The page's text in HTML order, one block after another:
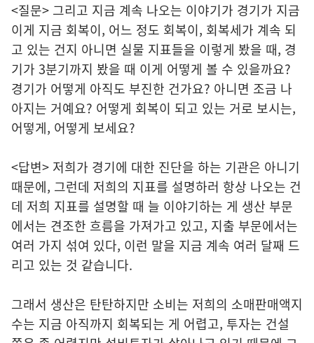
<질문> 그리고 지금 계속 나오는 이야기가 경기가 지금
이게 지금 회복이, 어느 정도 회복이, 회복세가 계속 되
고 있는 건지 아니면 실물 지표들을 이렇게 봤을 때, 경
기가 3분기까지 봤을 때 이게 어떻게 볼 수 있을까요?
경기가 어떻게 아직도 부진한 건가요? 아니면 조금 나
아지는 거예요? 어떻게 회복이 되고 있는 거로 보시는,
어떻게, 어떻게 보세요?
<답변> 저희가 경기에 대한 진단을 하는 기관은 아니기
때문에, 그런데 저희의 지표를 설명하러 항상 나오는 건
데 저희 지표를 설명할 때 늘 이야기하는 게 생산 부문
에서는 견조한 흐름을 가져가고 있고, 지출 부문에서는
여러 가지 섞여 있다, 이런 말을 지금 계속 여러 달째 드
리고 있는 것 같습니다.
그래서 생산은 탄탄하지만 소비는 저희의 소매판매액지
수는 지금 아직까지 회복되는 게 어렵고, 투자는 건설